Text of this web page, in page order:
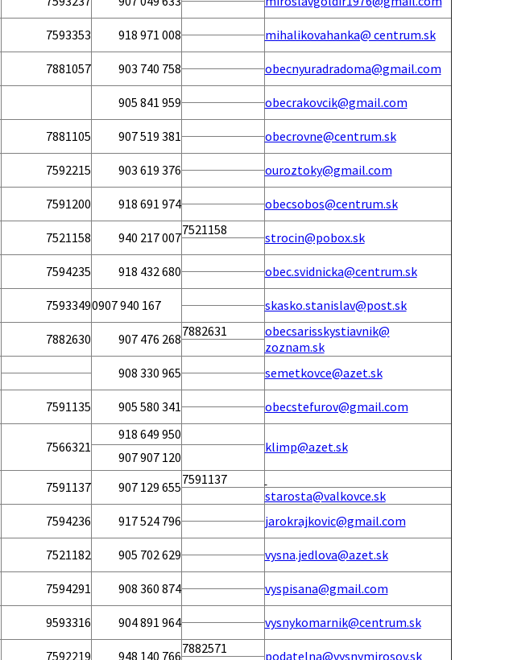
7593353 918 971 008 mihalikovahanka@ centrum.sk
7881057 903 740 758 obecnyuradradoma@gmail.com
905 841 959 obecrakovcik@gmail.com
7881105 907 519 381 obecrovne@centrum.sk
7592215 903 619 376 ouroztoky@gmail.com
7591200 918 691 974 obecsobos@centrum.sk
7521158 940 217 0077521158 strocin@pobox.sk
7594235 918 432 680 obec.svidnicka@centrum.sk
75933490907 940 167 skasko.stanislav@post.sk
7882630 907 476 2687882631
obecsarisskystiavnik@
zoznam.sk
908 330 965 semetkovce@azet.sk
7591135 905 580 341 obecstefurov@gmail.com
7566321
918 649 950
klimp@azet.sk
907 907 120
7591137 907 129 6557591137
starosta@valkovce.sk
7594236 917 524 796 jarokrajkovic@gmail.com
7521182 905 702 629 vysna.jedlova@azet.sk
7594291 908 360 874 vyspisana@gmail.com
9593316 904 891 964 vysnykomarnik@centrum.sk
7592219 948 140 7667882571 podatelna@vysnymirosov.sk